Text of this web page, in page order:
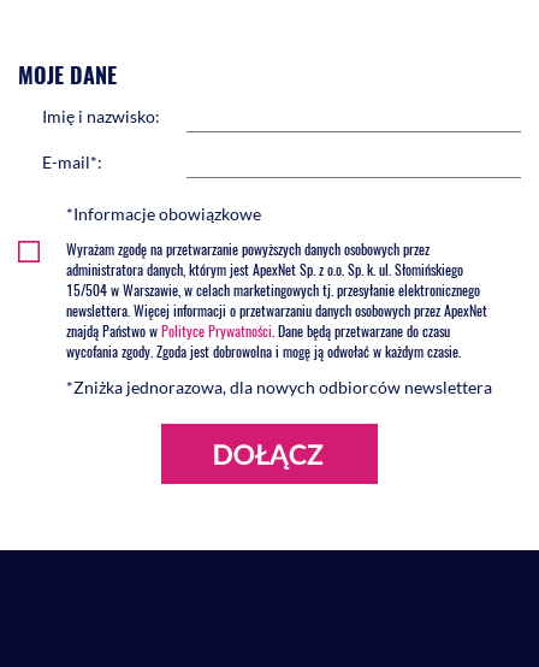
MOJE DANE
Imię i nazwisko:
E-mail*:
*Informacje obowiązkowe
Wyrażam zgodę na przetwarzanie powyższych danych osobowych przez
administratora danych, którym jest ApexNet Sp. z o.o. Sp. k. ul. Słomińskiego
15/504 w Warszawie, w celach marketingowych tj. przesyłanie elektronicznego
newslettera. Więcej informacji o przetwarzaniu danych osobowych przez ApexNet
znajdą Państwo wPolityce Prywatności . Dane będą przetwarzane do czasu
wycofania zgody. Zgoda jest dobrowolna i mogę ją odwołać w każdym czasie.
*Zniżka jednorazowa, dla nowych odbiorców newslettera